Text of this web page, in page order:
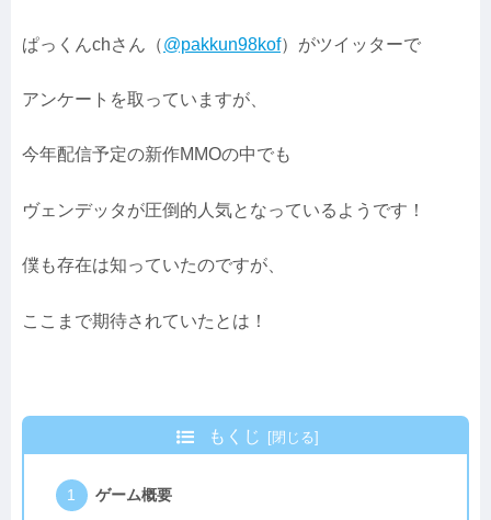
ぱっくんchさん（@pakkun98kof）がツイッターで
アンケートを取っていますが、
今年配信予定の新作MMOの中でも
ヴェンデッタが圧倒的人気となっているようです！
僕も存在は知っていたのですが、
ここまで期待されていたとは！
もくじ
ゲーム概要